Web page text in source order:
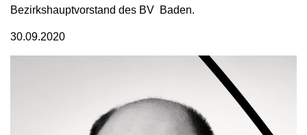
Bezirkshauptvorstand des BV Baden.
30.09.2020